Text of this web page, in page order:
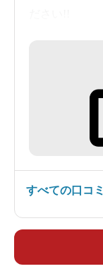
悪い客も少な
(10冊以上)キ
良い読書スペ
もう少し読書
た。
まだリニュー
私は小さい頃
すべての口コ